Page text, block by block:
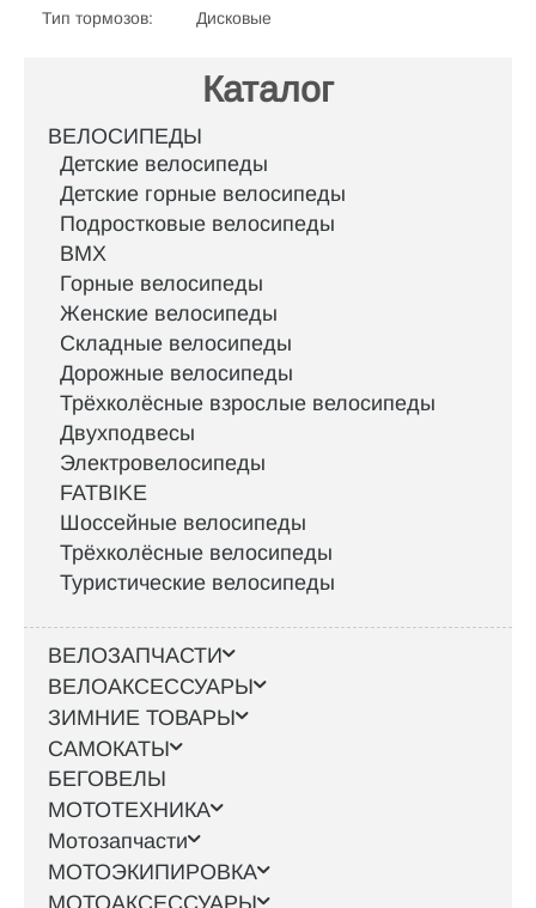
Тип тормозов: Дисковые
Каталог
ВЕЛОСИПЕДЫ
Детские велосипеды
Детские горные велосипеды
Подростковые велосипеды
BMX
Горные велосипеды
Женские велосипеды
Складные велосипеды
Дорожные велосипеды
Трёхколёсные взрослые велосипеды
Двухподвесы
Электровелосипеды
FATBIKE
Шоссейные велосипеды
Трёхколёсные велосипеды
Туристические велосипеды
ВЕЛОЗАПЧАСТИ
ВЕЛОАКСЕССУАРЫ
ЗИМНИЕ ТОВАРЫ
САМОКАТЫ
БЕГОВЕЛЫ
МОТОТЕХНИКА
Мотозапчасти
МОТОЭКИПИРОВКА